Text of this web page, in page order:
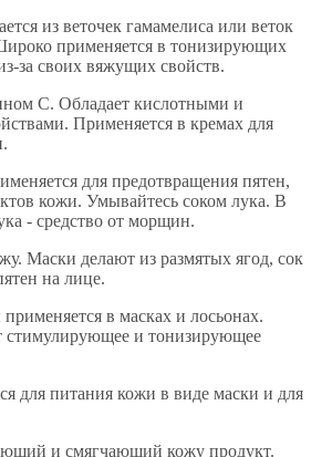
из веточек гамамелиса или веток
применяется в тонизирующих
за своих вяжущих свойств.
С. Обладает кислотными и
Применяется в кремах для
для предотвращения пятен,
кожи. Умывайтесь соком лука. В
- средство от морщин.
Маски делают из размятых ягод, сок
на лице.
в масках и лосьонах.
стимулирующее и тонизирующее
для питания кожи в виде маски и для
и смягчающий кожу продукт.